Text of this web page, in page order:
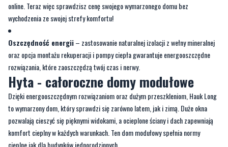
online. Teraz więc sprawdzisz cenę swojego wymarzonego domu bez
wychodzenia ze swojej strefy komfortu!
Oszczędność energii– zastosowanie naturalnej izolacji z wełny mineralnej
oraz opcja montażu rekuperacji i pompy ciepła gwarantuje energooszczędne
rozwiązania, które zaoszczędzą twój czas i nerwy.
Hyta - całoroczne domy modułowe
Dzięki energooszczędnym rozwiązaniom oraz dużym przeszkleniom, Hauk Long
to wymarzony dom, który sprawdzi się zarówno latem, jak i zimą. Duże okna
pozwalają cieszyć się pięknymi widokami, a ocieplone ściany i dach zapewniają
komfort cieplny w każdych warunkach. Ten dom modułowy spełnia normy
cieplne jak dla budynków jednorodzinnych.